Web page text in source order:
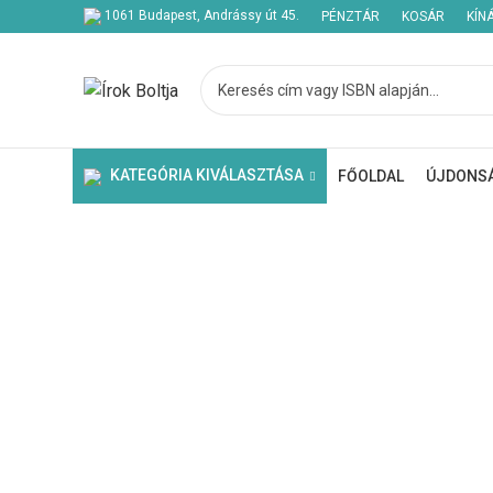
1061 Budapest, Andrássy út 45. PÉNZTÁR KOSÁR
KATEGÓRIA KIVÁLASZTÁSA FŐOLDAL
Kezdje el gépelni a keresett bejegyzések megtekintéséhez.